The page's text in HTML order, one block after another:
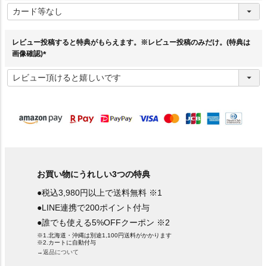
必
須
レビュー投稿すると特典がもらえます。※レビュー投稿のみだけ。(特典は
画像確認)
必
須
お買い物にうれしい3つの特典
●税込3,980円以上で送料無料 ※1
●LINE連携で200ポイント付与
●誰でも使える5%OFFクーポン ※2
※1.北海道・沖縄は別途1,100円送料がかかります
※2.カートに自動付与
→返品について